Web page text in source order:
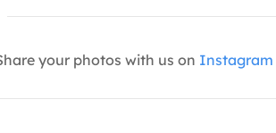
your photos with us on Instagram